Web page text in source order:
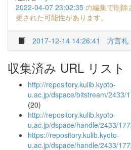
2022-04-07 23:02:35 の編集で削除
更された可能性があります。
2017-12-14 14:26:41 方言札
収集済み URL リスト
http://repository.kulib.kyoto-
u.ac.jp/dspace/bitstream/2433/
(20)
http://repository.kulib.kyoto-
u.ac.jp/dspace/handle/2433/
https://repository.kulib.kyoto-
u.ac.jp/dspace/handle/2433/